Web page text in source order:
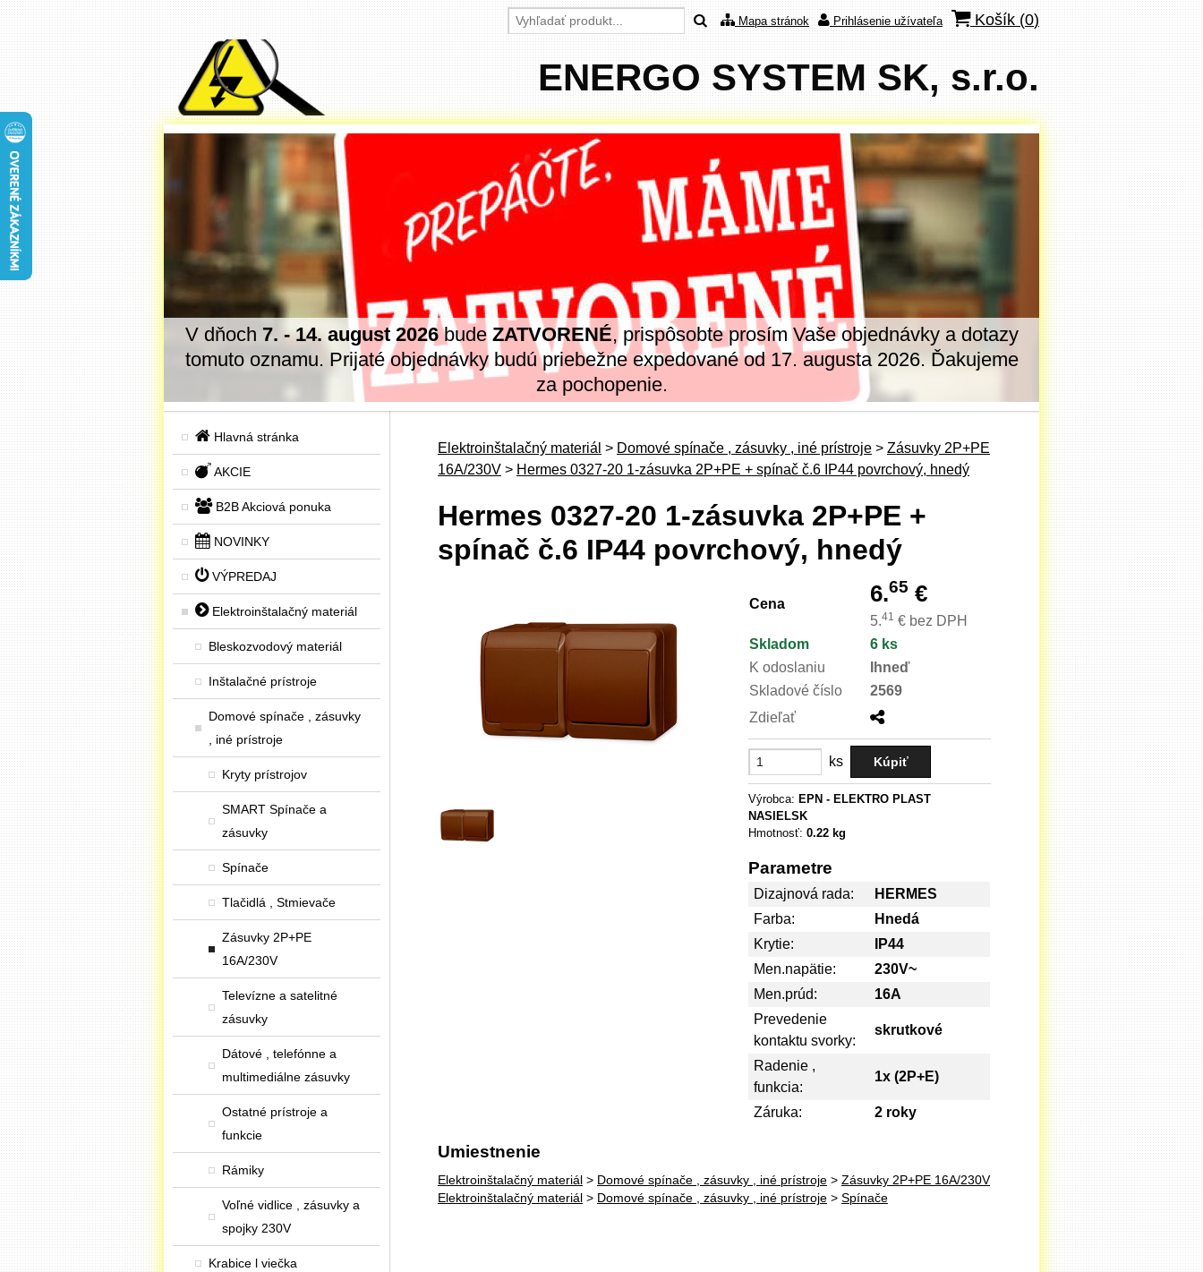
Mapa stránok Prihlásenie užívateľa Košík (0)
ENERGO SYSTEM SK, s.r.o.
a dotazy
Ďakujeme
V dňoch 7. - 14. august 2026bude ZATVORENÉ, prispôsobte prosím Vaše objednávky a dotazy
tomuto oznamu. Prijaté objednávky budú priebežne expedované od 17. augusta 2026. Ďakujeme
za pochopenie.
V dňoch7. -
tomuto
Elektroinštalačný materiál > Domové spínače , zásuvky , iné prístroje > Zásuvky 2P+PE
16A/230V > Hermes 0327-20 1-zásuvka 2P+PE + spínač č.6 IP44 povrchový, hnedý
Hermes 0327-20 1-zásuvka 2P+PE +
spínač č.6 IP44 povrchový, hnedý
Cena 6.65 €
5.41 € bez DPH
Skladom
6 ks
K odoslaniu
Ihneď
Skladové číslo
2569
Zdieľať
ks
Výrobca: EPN - ELEKTRO PLAST
NASIELSK
Hmotnosť:0.22 kg
Parametre
Dizajnová rada:
HERMES
Farba:
Hnedá
Krytie:
IP44
Men.napätie:
230V~
Men.prúd:
16A
Prevedenie
kontaktu svorky:
skrutkové
Radenie ,
funkcia:
1x (2P+E)
Záruka: 2 roky
Umiestnenie
Elektroinštalačný materiál > Domové spínače , zásuvky , iné prístroje > Zásuvky 2P+PE 16A/230V
Elektroinštalačný materiál > Domové spínače , zásuvky , iné prístroje > Spínače
Hlavná stránka
AKCIE
B2B Akciová ponuka
NOVINKY
VÝPREDAJ
Elektroinštalačný materiál
Bleskozvodový materiál
Inštalačné prístroje
Domové spínače , zásuvky
, iné prístroje
Kryty prístrojov
SMART Spínače a
zásuvky
Spínače
Tlačidlá , Stmievače
Zásuvky 2P+PE
16A/230V
Televízne a satelitné
zásuvky
Dátové , telefónne a
multimediálne zásuvky
Ostatné prístroje a
funkcie
Rámiky
Voľné vidlice , zásuvky a
spojky 230V
Krabice l viečka